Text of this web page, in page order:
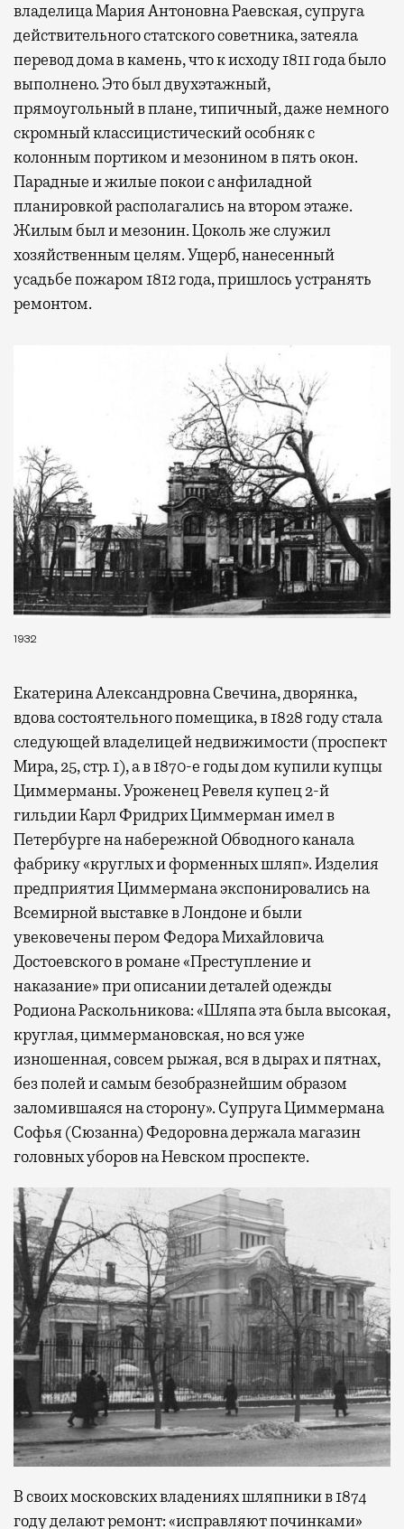
владелица Мария Антоновна Раевская, супруга
действительного статского советника, затеяла
перевод дома в камень, что к исходу 1811 года было
выполнено. Это был двухэтажный,
прямоугольный в плане, типичный, даже немного
скромный классицистический особняк с
колонным портиком и мезонином в пять окон.
Парадные и жилые покои с анфиладной
планировкой располагались на втором этаже.
Жилым был и мезонин. Цоколь же служил
хозяйственным целям. Ущерб, нанесенный
усадьбе пожаром 1812 года, пришлось устранять
ремонтом.
1932
Екатерина Александровна Свечина, дворянка,
вдова состоятельного помещика, в 1828 году стала
следующей владелицей недвижимости (проспект
Мира, 25, стр. 1), а в 1870-е годы дом купили купцы
Циммерманы. Уроженец Ревеля купец 2-й
гильдии Карл Фридрих Циммерман имел в
Петербурге на набережной Обводного канала
фабрику «круглых и форменных шляп». Изделия
предприятия Циммермана экспонировались на
Всемирной выставке в Лондоне и были
увековечены пером Федора Михайловича
Достоевского в романе «Преступление и
наказание» при описании деталей одежды
Родиона Раскольникова: «Шляпа эта была высокая,
круглая, циммермановская, но вся уже
изношенная, совсем рыжая, вся в дырах и пятнах,
без полей и самым безобразнейшим образом
заломившаяся на сторону». Супруга Циммермана
Софья (Сюзанна) Федоровна держала магазин
головных уборов на Невском проспекте.
В своих московских владениях шляпники в 1874
году делают ремонт: «исправляют починками»